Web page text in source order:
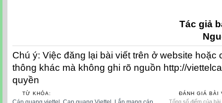
Tác giả
Chú ý: Việc đăng lại bài viết trên ở website
thông khác mà không ghi rõ nguồn http://
quyền
TỪ KHÓA: ĐÁNH GIÁ BÀI
Tổng số điểm của